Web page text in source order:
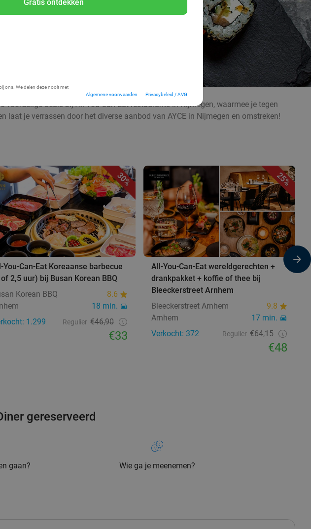
Gratis ontdekken
ons. We delen deze nooit met
Algemene voorwaarden Privacybeleid / AVG
deals bij All-You-Can-Eat restaurants in Nijmegen, waarmee je tegen
je verrassen door het diverse aanbod van AYCE in Nijmegen en omstreken!
30%
You-Can-Eat Koreaanse barbecue
2,5 uur) bij Busan Korean BBQ
Korean BBQ
8.6
18 min.
1.299
Regulier €46,90
€33
25%
All-You-Can-Eat wereldgerechten +
drankpakket + koffie of thee bij
Bleeckerstreet Arnhem
Bleeckerstreet Arnhem
9.8
Arnhem
17 min.
Verkocht: 372
Regulier €64,15
€48
gereserveerd
gaan? Wie ga je meenemen?